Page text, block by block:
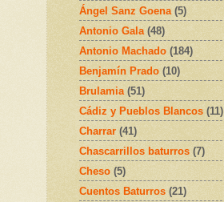
Ángel Sanz Goena (5)
Antonio Gala (48)
Antonio Machado (184)
Benjamín Prado (10)
Brulamia (51)
Cádiz y Pueblos Blancos (11)
Charrar (41)
Chascarrillos baturros (7)
Cheso (5)
Cuentos Baturros (21)